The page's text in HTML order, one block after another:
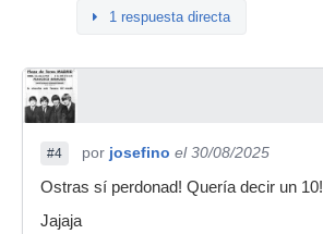
1 respuesta directa
#4 por josefino el 30/08/2025
Ostras sí perdonad! Quería decir un 10!
Jajaja